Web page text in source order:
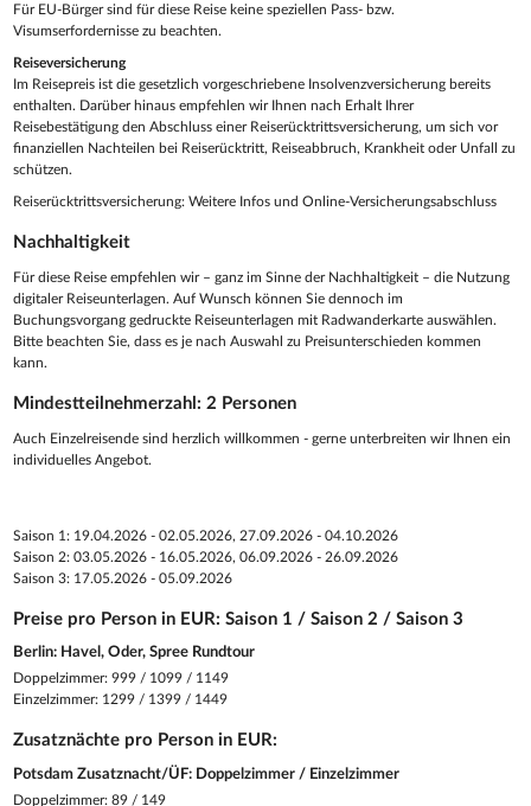
Für EU-Bürger sind für diese Reise keine speziellen Pass- bzw.
Visumserfordernisse zu beachten.
Reiseversicherung
Im Reisepreis ist die gesetzlich vorgeschriebene Insolvenzversicherung bereits
enthalten. Darüber hinaus empfehlen wir Ihnen nach Erhalt Ihrer
Reisebestätigung den Abschluss einer Reiserücktrittsversicherung, um sich vor
finanziellen Nachteilen bei Reiserücktritt, Reiseabbruch, Krankheit oder Unfall zu
schützen.
Reiserücktrittsversicherung: Weitere Infos und Online-Versicherungsabschluss
Nachhaltigkeit
Für diese Reise empfehlen wir – ganz im Sinne der Nachhaltigkeit – die Nutzung
digitaler Reiseunterlagen. Auf Wunsch können Sie dennoch im
Buchungsvorgang gedruckte Reiseunterlagen mit Radwanderkarte auswählen.
Bitte beachten Sie, dass es je nach Auswahl zu Preisunterschieden kommen
kann.
Mindestteilnehmerzahl: 2 Personen
Auch Einzelreisende sind herzlich willkommen - gerne unterbreiten wir Ihnen ein
individuelles Angebot.
Saison 1: 19.04.2026 - 02.05.2026, 27.09.2026 - 04.10.2026
Saison 2: 03.05.2026 - 16.05.2026, 06.09.2026 - 26.09.2026
Saison 3: 17.05.2026 - 05.09.2026
Preise pro Person in EUR: Saison 1 / Saison 2 / Saison 3
Berlin: Havel, Oder, Spree Rundtour
Doppelzimmer: 999 / 1099 / 1149
Einzelzimmer: 1299 / 1399 / 1449
Zusatznächte pro Person in EUR:
Potsdam Zusatznacht/ÜF: Doppelzimmer / Einzelzimmer
Doppelzimmer: 89 / 149